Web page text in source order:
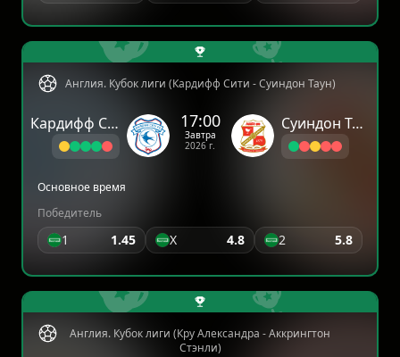
Англия. Кубок лиги (Кардифф Сити - Суиндон Таун)
Кардифф Сити 17:00
Завтра
2026 г.
Суиндон Таун
Основное время
Победитель
1 1.45 X 4.8 2 5.8
Англия. Кубок лиги (Кру Александра - Аккрингтон
Стэнли)